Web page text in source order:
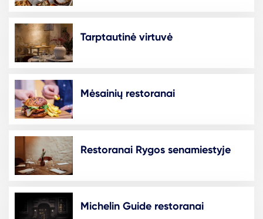
Tarptautinė virtuvė
Mėsainių restoranai
Restoranai Rygos senamiestyje
Michelin Guide restoranai